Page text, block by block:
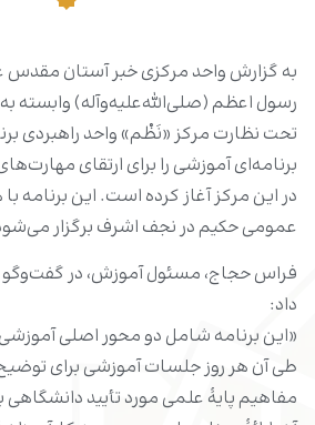
به گزارش واحد مرکزی خبر آستان مقدس
رسول اعظم (صلى‌الله‌علیه‌وآله) وابسته
تحت نظارت مرکز «نَظْم» واحد راهبردی
برنامه‌ای آموزشی را برای ارتقای
در این مرکز آغاز کرده است. این برنامه
عمومی حکیم در نجف اشرف برگزار
فراس حجاج، مسئول آموزش، در گفت‌وگو
داد:
«این برنامه شامل دو محور اصلی
طی آن هر روز جلسات آموزشی برای توضیح
مفاهیم پایۀ علمی مورد تأیید